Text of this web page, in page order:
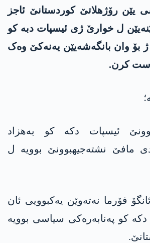
یێن رۆژهلاتێ کوردستانێ ئاجز
ل خوارێ ژی ئیسپات دبە کو
ژ بۆ وان بانگەشەیێن یه‌نه‌كێ وەک
کرن.
ئیسپات دکە کو بەهزاد
مافێ نشتەجیهبوونێ بوویە ل
فۆرما نەتەوێن یەکبوویی ئان
کو پەنابەرەکی سیاسی بوویە